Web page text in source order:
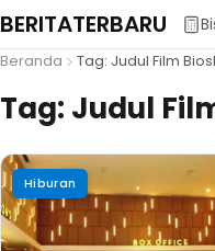
BERITATERBARU
Beranda Tag: Judul Film
Tag: Judul
Hiburan